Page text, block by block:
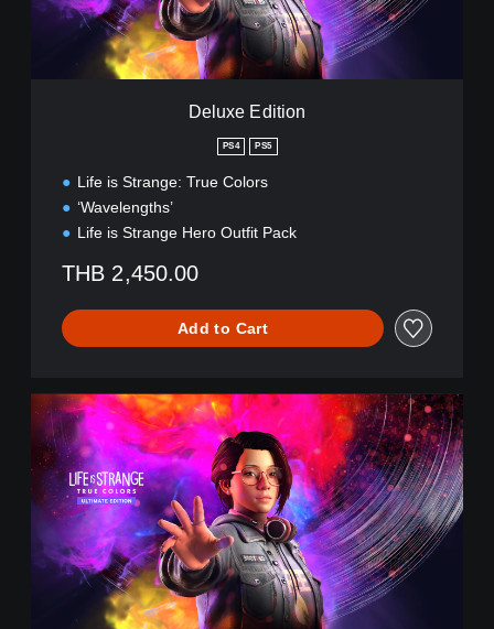
Deluxe Edition
PS4 PS5
Life is Strange: True Colors
‘Wavelengths’
Life is Strange Hero Outfit Pack
THB 2,450.00
Add to Cart
i
m
a
E